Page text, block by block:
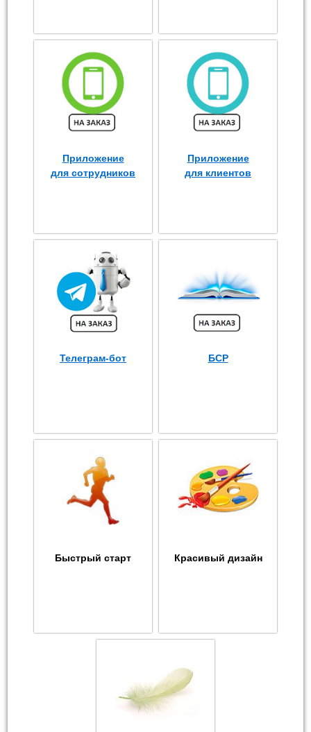
Приложение
для сотрудников
Приложение
для клиентов
Телеграм-бот БСР
Быстрый старт Красивый дизайн